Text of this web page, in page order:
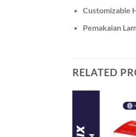
Customizable
Pemakaian
RELATED